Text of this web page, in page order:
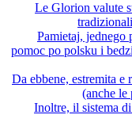
Le Glorion valute
Pamietaj, jednego
pomoc po polsku i
Da ebbene, estremita e
(anche le
Inoltre, il sistema